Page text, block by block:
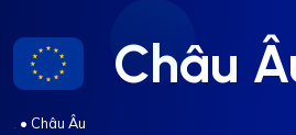
Châu
• Châu Âu